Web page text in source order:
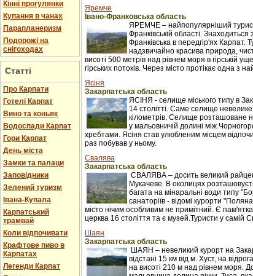
Кінні прогулянки
Купання в чанах
Парапланеризм
Подорожі на
снігоходах
Статті
Про Карпати
Готелі Карпат
Вино та коньяк
Водоспади Карпат
Гори Карпат
День міста
Замки та палаци
Заповідники
Зелений туризм
Івана-Купала
Карпатський
трамвай
Коли відпочивати
Крафтове пиво в
Карпатах
Легенди Карпат
Яремче
Івано-Франковська область
ЯРЕМЧЕ – найпопулярніший
Франківській області. Знаходиться
Франківська в передгір'ях Карпат.
надзвичайно красива природа,
висоті 500 метрів над рівнем моря в гірській
гірських потоків. Через місто протікає одна з
Ясіня
Закарпатська область
ЯСІНЯ - селище міського типу в
14 столітті. Саме селище
кілометрів. Селище розташоване
у мальовничій долині між
хребтами. Ясіня став улюбленим місцем
раз побував у ньому.
Свалява
Закарпатська область
СВАЛЯВА – досить великий
Мукачеве. В околицях
багата на мінаральні води типу
санаторіїв - відомі курорти
місто нічим особливим не примітний. Є
церква 16 століття та є музей.Туристи у самій
Шаян
Закарпатська область
ШАЯН – невеликий курорт на
відстані 15 км від м. Хуст, на
на висоті 210 м над рівнем моря.